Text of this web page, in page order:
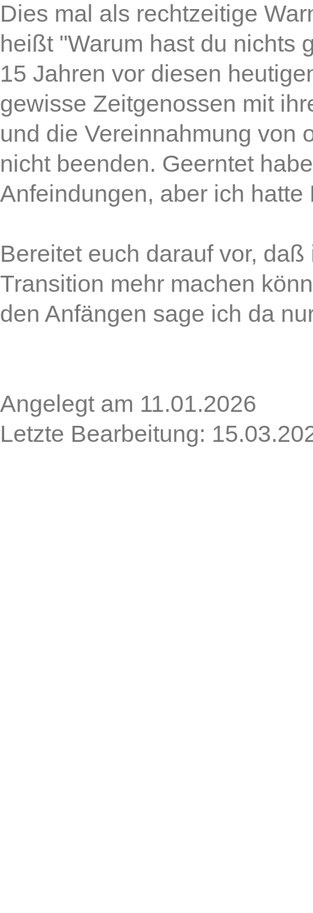
Dies mal als rechtzeitige
heißt "Warum hast du nichts
15 Jahren vor diesen
gewisse Zeitgenossen mit
und die Vereinnahmung von
nicht beenden. Geerntet
Anfeindungen, aber ich
Bereitet euch darauf vor,
Transition mehr machen
den Anfängen sage ich da
Angelegt am 11.01.2026
Letzte Bearbeitung: